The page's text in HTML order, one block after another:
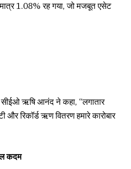
1.08% रह गया, जो मजबूत एसेट
ऋषि आनंद ने कहा, “लगातार
और रिकॉर्ड ऋण वितरण हमारे कारोबार
कदम